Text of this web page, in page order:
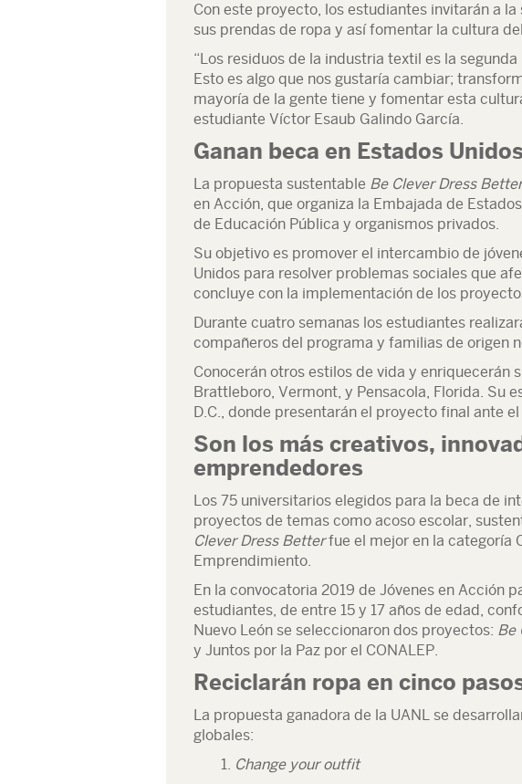
Con este proyecto, los estudiantes invitarán a
sus prendas de ropa y así fomentar la cultura
“Los residuos de la industria textil es la
Esto es algo que nos gustaría cambiar;
mayoría de la gente tiene y fomentar esta
estudiante Víctor Esaub Galindo García.
Ganan beca en Estados Unidos
La propuesta sustentable Be Clever Dress Better
en Acción, que organiza la Embajada de
de Educación Pública y organismos privados.
Su objetivo es promover el intercambio de
Unidos para resolver problemas sociales que
concluye con la implementación de los
Durante cuatro semanas los estudiantes
compañeros del programa y familias de origen
Conocerán otros estilos de vida y enriquecerán
Brattleboro, Vermont, y Pensacola, Florida. Su
D.C., donde presentarán el proyecto final ante
Son los más creativos,
emprendedores
Los 75 universitarios elegidos para la beca de
proyectos de temas como acoso escolar,
Clever Dress Betterfue el mejor en la categoría
Emprendimiento.
En la convocatoria 2019 de Jóvenes en Acción
estudiantes, de entre 15 y 17 años de edad,
Nuevo León se seleccionaron dos proyectos: Be
y Juntos por la Paz por el CONALEP.
Reciclarán ropa en cinco
La propuesta ganadora de la UANL se
globales:
1. Change your outfit